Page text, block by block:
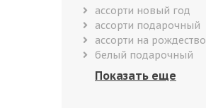
ассорти новый год
ассорти подарочный
ассорти на рождество
белый подарочный